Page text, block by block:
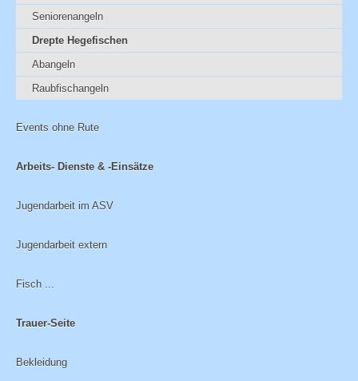
Seniorenangeln
Drepte Hegefischen
Abangeln
Raubfischangeln
Events ohne Rute
Arbeits- Dienste & -Einsätze
Jugendarbeit im ASV
Jugendarbeit extern
Fisch ...
Trauer-Seite
Bekleidung